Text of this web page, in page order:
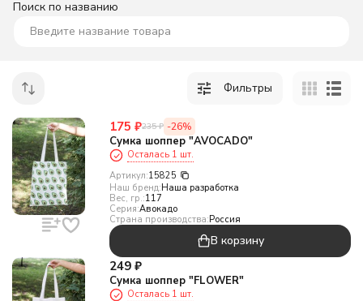
Поиск по названию
Фильтры
175 ₽235 ₽ -26%
Сумка шоппер "AVOCADO"
Осталась 1 шт.
Артикул:15825
Наш бренд:Наша разработка
Вес, гр.:117
Серия:Авокадо
Страна производства:Россия
В корзину
249 ₽
Сумка шоппер "FLOWER"
Осталась 1 шт.